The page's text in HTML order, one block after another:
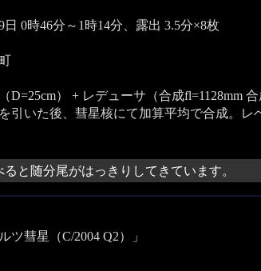
日 0時46分～1時14分、露出 3.5分×8枚
D=25cm） + レデューサ（合成fl=1128mm
引いた後、彗星核にて加算平均で合成。
ると随分尾がはっきりしてきています。
ツ彗星（C/2004 Q2）」